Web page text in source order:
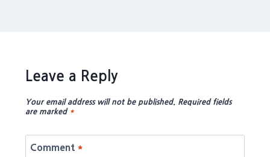
Leave a Reply
Your email address will not be published. Required fields
are marked *
Comment *